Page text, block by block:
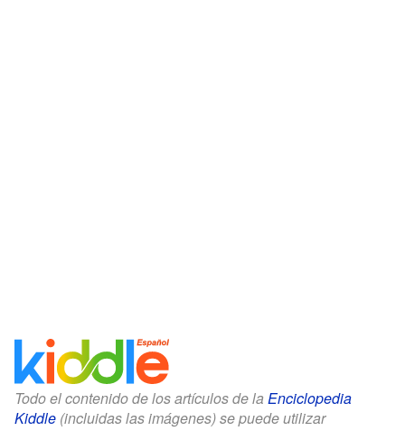
Todo el contenido de los artículos de la Enciclopedia
Kiddle (incluidas las imágenes) se puede utilizar